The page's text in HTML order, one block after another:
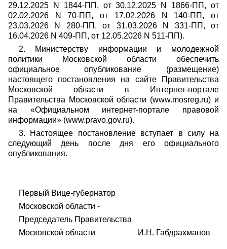
29.12.2025 N 1844-ПП, от 30.12.2025 N 1866-ПП, от
02.02.2026 N 70-ПП, от 17.02.2026 N 140-ПП, от
23.03.2026 N 280-ПП, от 31.03.2026 N 331-ПП, от
16.04.2026 N 409-ПП, от 12.05.2026 N 511-ПП).
2. Министерству информации и молодежной
политики Московской области обеспечить
официальное опубликование (размещение)
настоящего постановления на сайте Правительства
Московской области в Интернет-портале
Правительства Московской области (www.mosreg.ru) и
на «Официальном интернет-портале правовой
информации» (www.pravo.gov.ru).
3. Настоящее постановление вступает в силу на
следующий день после дня его официального
опубликования.
Первый Вице-губернатор
Московской области -
Председатель Правительства
Московской области И.Н. Габдрахманов